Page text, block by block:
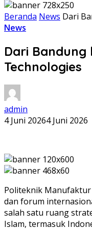
Beranda News Dari
News
Dari Bandung
Technologies
admin
4 Juni 20264 Juni 2026
Politeknik
dan forum
salah satu ruang
Islam, termasuk